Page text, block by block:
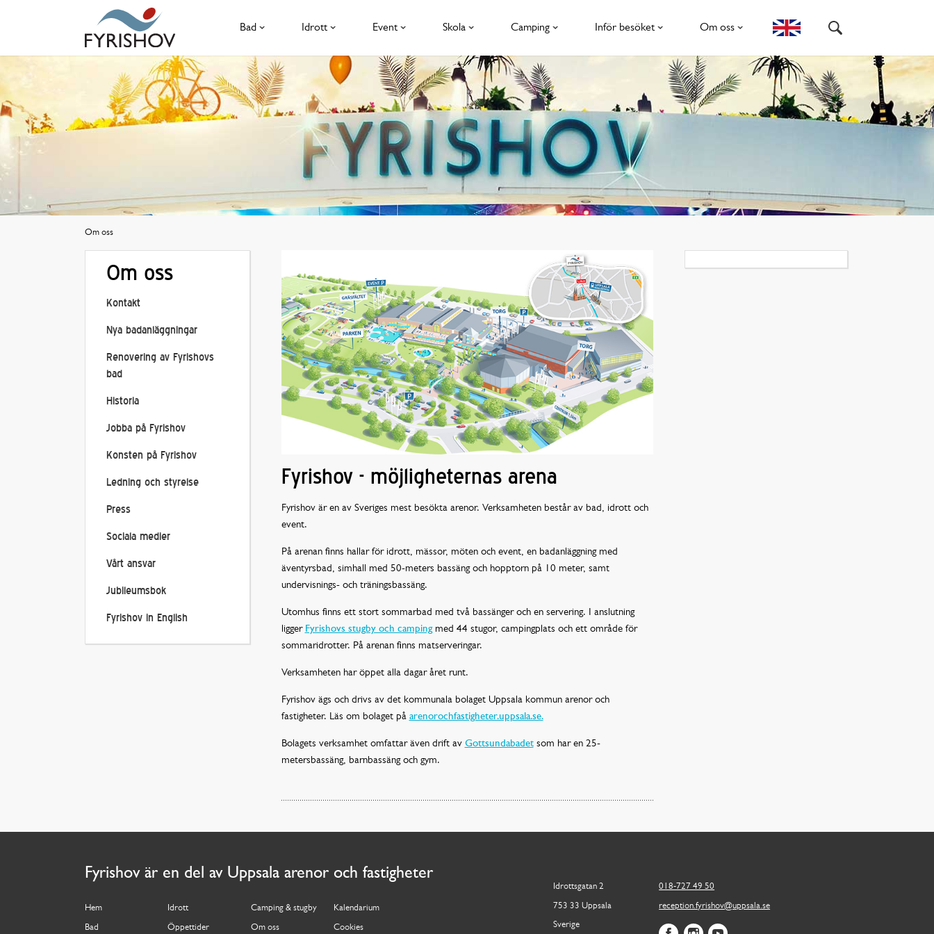
Bad Idrott Event Skola Camping Inför besöket Om oss
Om oss
Om oss
Kontakt
Nya badanläggningar
Renovering av Fyrishovs
bad
Historia
Jobba på Fyrishov
Konsten på Fyrishov
Ledning och styrelse
Press
Sociala medier
Vårt ansvar
Jubileumsbok
Fyrishov in English
Fyrishov - möjligheternas arena
Fyrishov är en av Sveriges mest besökta arenor. Verksamheten består av bad, idrott och
event.
På arenan finns hallar för idrott, mässor, möten och event, en badanläggning med
äventyrsbad, simhall med 50-meters bassäng och hopptorn på 10 meter, samt
undervisnings- och träningsbassäng.
Utomhus finns ett stort sommarbad med två bassänger och en servering. I anslutning
ligger Fyrishovs stugby och campingmed 44 stugor, campingplats och ett område för
sommaridrotter. På arenan finns matserveringar.
Verksamheten har öppet alla dagar året runt.
Fyrishov ägs och drivs av det kommunala bolaget Uppsala kommun arenor och
fastigheter. Läs om bolaget på arenorochfastigheter.uppsala.se.
Bolagets verksamhet omfattar även drift av Gottsundabadetsom har en 25-
metersbassäng, barnbassäng och gym.
Fyrishov är en del av Uppsala arenor och fastigheter
Hem
Bad
Idrott
Öppettider
Camping & stugby
Om oss
Kalendarium
Cookies
Idrottsgatan 2
753 33 Uppsala
Sverige
018-727 49 50
reception.fyrishov@uppsala.se